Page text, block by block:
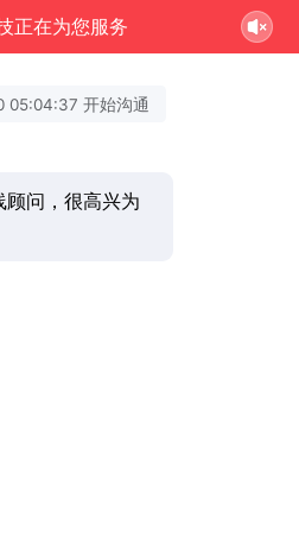
正在为您服务
05:04:37 开始沟通
问，很高兴为